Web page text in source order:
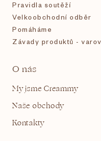
Pravidla soutěží
Velkoobchodní odběr
Pomáháme
Závady produktů -
O nás
My jsme Creammy
Naše obchody
Kontakty